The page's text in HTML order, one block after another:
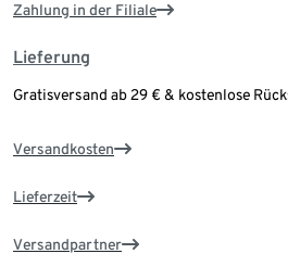
Zahlung in der Filiale
Lieferung
Gratisversand ab 29 € & kostenlose
Versandkosten
Lieferzeit
Versandpartner